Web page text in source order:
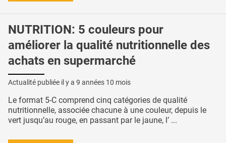
NUTRITION: 5 couleurs pour
améliorer la qualité nutritionnelle des
achats en supermarché
Actualité publiée il y a 9 années 10 mois
Le format 5-C comprend cinq catégories de qualité
nutritionnelle, associée chacune à une couleur, depuis le
vert jusqu’au rouge, en passant par le jaune, l’ ...